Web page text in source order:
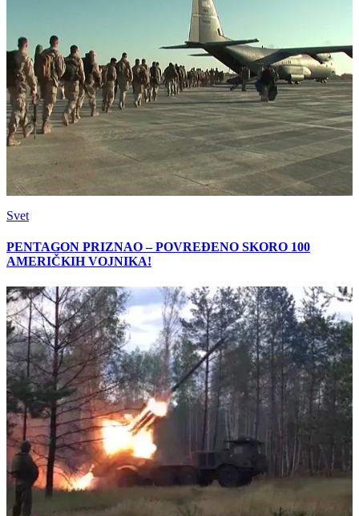
Svet
PENTAGON PRIZNAO – POVREĐENO SKORO 100
AMERIČKIH VOJNIKA!